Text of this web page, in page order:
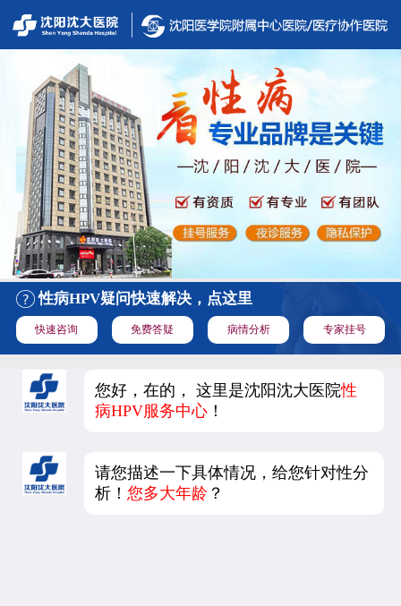
性病HPV疑问快速解决，点这里
快速咨询 免费答疑 病情分析 专家挂号
您好，在的， 这里是沈阳沈大医院性
病HPV服务中心！
请您描述一下具体情况，给您针对性分
析！ 您多大年龄？